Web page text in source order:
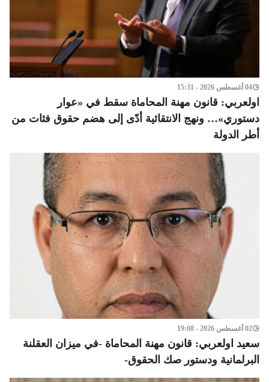
04 أغسطس 2026 - 15:31
اولعربي: قانون مهنة المحاماة سقط في «عوار
دستوري»… ونهج الانتقائية أدّى إلى هضم حقوق فئات من
أطر الدولة
02 أغسطس 2026 - 19:08
سعيد اولعربي: قانون مهنة المحاماة -في ميزان العقلنة
البرلمانية ودستور صك الحقوق-